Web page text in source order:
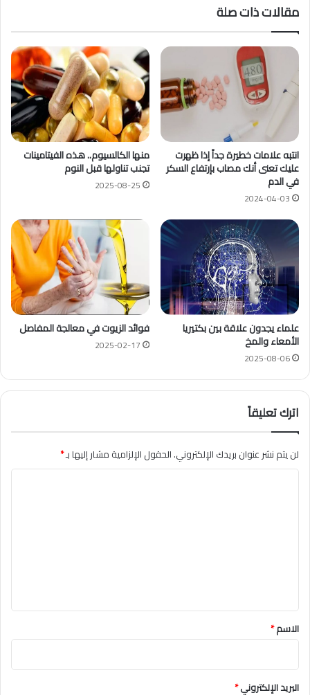
مقالات ذات صلة
انتبه علامات خطيرة جداً إذا ظهرت
عليك تعنى أنك مصاب بإرتفاع السكر
في الدم
2024-04-03
منها الكالسيوم.. هذه الفيتامينات
تجنب تناولها قبل النوم
2025-08-25
علماء يجدون علاقة بين بكتيريا
الأمعاء والمخ
2025-08-06
فوائد الزيوت في معالجة المفاصل
2025-02-17
اترك تعليقاً
لن يتم نشر عنوان بريدك الإلكتروني.الحقول الإلزامية مشار إليها بـ*
*
الاسم*
البريد الإلكتروني*